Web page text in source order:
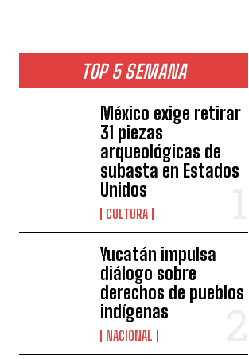
TOP 5 SEMANA
México exige retirar
31 piezas
arqueológicas de
subasta en Estados
Unidos
CULTURA
Yucatán impulsa
diálogo sobre
derechos de pueblos
indígenas
NACIONAL